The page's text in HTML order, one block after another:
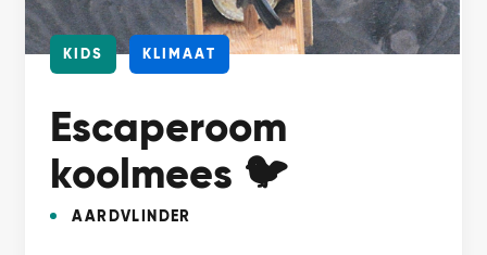
KIDS KLIMAAT
Escaperoom
koolmees 🐦
AARDVLINDER